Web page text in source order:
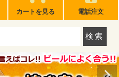
カートを見る 電話注文
検索